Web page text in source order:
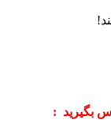
بگیرید :